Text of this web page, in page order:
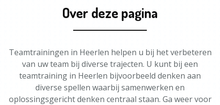
Over deze pagina
Teamtrainingen in Heerlen helpen u bij het verbeteren
van uw team bij diverse trajecten. U kunt bij een
teamtraining in Heerlen bijvoorbeeld denken aan
diverse spellen waarbij samenwerken en
oplossingsgericht denken centraal staan. Ga weer voor